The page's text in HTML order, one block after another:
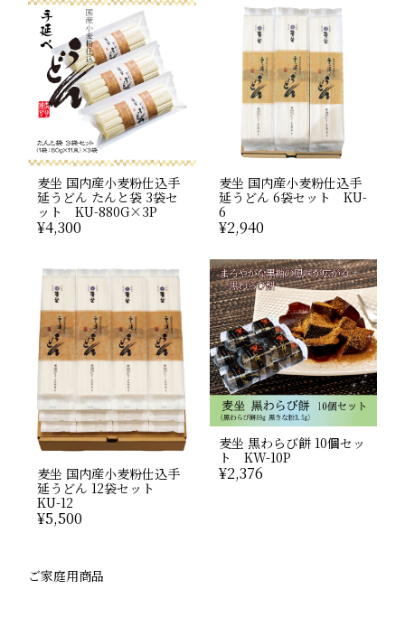
麦坐 国内産小麦粉仕込手
延うどん たんと袋 3袋セ
ット KU-880G×3P
¥4,300
麦坐 国内産小麦粉仕込手
延うどん 6袋セット KU-
6
¥2,940
麦坐 国内産小麦粉仕込手
延うどん 12袋セット
KU-12
¥5,500
麦坐 黒わらび餅 10個セッ
ト KW-10P
¥2,376
ご家庭用商品